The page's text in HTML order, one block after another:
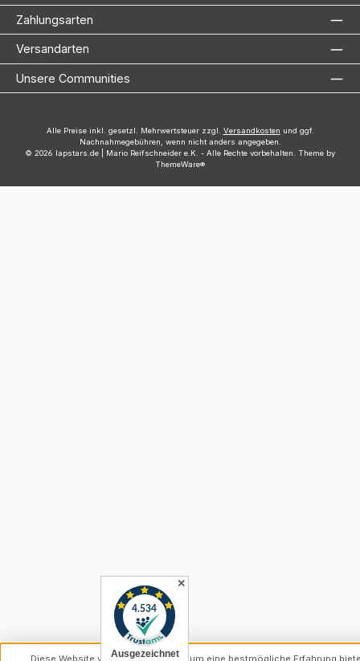
Zahlungsarten
Versandarten
Unsere Communities
Alle Preise inkl. gesetzl. Mehrwertsteuer zzgl. Versandkosten und ggf.
Nachnahmegebühren, wenn nicht anders angegeben.
© 2026 lapstars.de | Mario Reifschneider e.K. - Alle Rechte vorbehalten. Theme by
ThemeWare®
✕
Diese Website verwendet Cookies, um eine bestmögliche Erfahrung